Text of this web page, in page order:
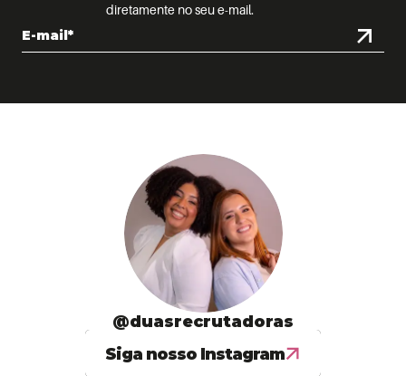
diretamente no seu e-mail.
@duasrecrutadoras
Siga nosso Instagram